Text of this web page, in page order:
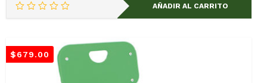
AÑADIR AL CARRITO
$679.00